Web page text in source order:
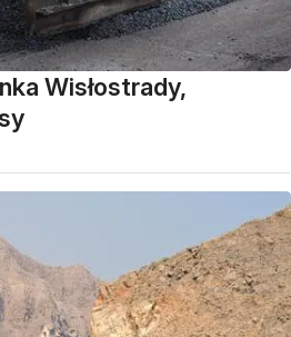
Wisłostrady,